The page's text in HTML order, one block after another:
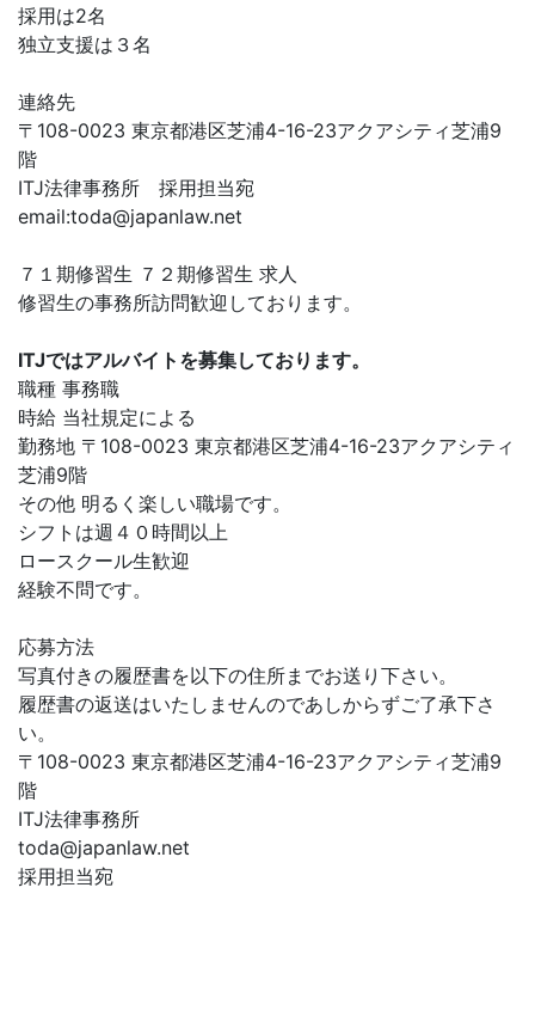
採用は2名
独立支援は３名
連絡先
〒108-0023 東京都港区芝浦4-16-23アクアシティ芝浦9
階
ITJ法律事務所 採用担当宛
email:toda@japanlaw.net
７１期修習生 ７２期修習生 求人
修習生の事務所訪問歓迎しております。
ITJではアルバイトを募集しております。
職種 事務職
時給 当社規定による
勤務地 〒108-0023 東京都港区芝浦4-16-23アクアシティ
芝浦9階
その他 明るく楽しい職場です。
シフトは週４０時間以上
ロースクール生歓迎
経験不問です。
応募方法
写真付きの履歴書を以下の住所までお送り下さい。
履歴書の返送はいたしませんのであしからずご了承下さ
い。
〒108-0023 東京都港区芝浦4-16-23アクアシティ芝浦9
階
ITJ法律事務所
toda@japanlaw.net
採用担当宛